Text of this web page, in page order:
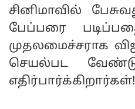
சினிமாவில்
பேப்பரை
முதலமைச்சராக
செயல்பட